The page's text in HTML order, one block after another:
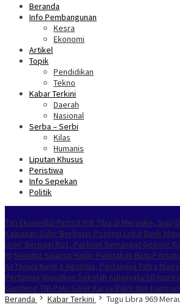
Beranda
Info Pembangunan
Kesra
Ekonomi
Artikel
Topik
Pendidikan
Tekno
Kabar Terkini
Daerah
Nasional
Serba – Serbi
Kilas
Humanis
Liputan Khusus
Peristiwa
Info Sepekan
Politik
Tim Ekspedisi Patriot IPB Tiba di Merauke, Siap
Kawasan Salor Berbasis Potensi Lokal Bank
Livin’ Berbagi Rp1, Perkuat Semangat Gotong
RI Senator Sularso Hadiri Peletakan Batu
At-Taqwa Kurik 1 Agustus, Pertamina Patra
PertamaxWujudkan Sekolah Adiwiyata:SD
Gandeng TNI-Polri Gelar Karya Bakti dan
Beranda
Kabar Terkini Tugu Libra 969